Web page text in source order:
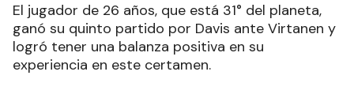
El jugador de 26 años, que está 31° del planeta,
ganó su quinto partido por Davis ante Virtanen y
logró tener una balanza positiva en su
experiencia en este certamen.